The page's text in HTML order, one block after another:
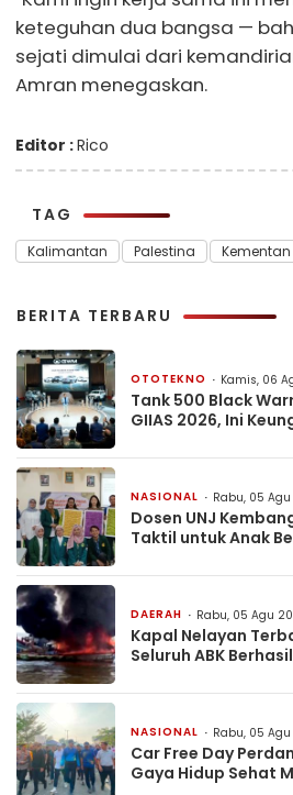
keteguhan dua bangsa —
sejati dimulai dari
Amran menegaskan.
Editor :Rico
TAG
Kalimantan Palestina Kementan
BERITA TERBARU
OTOTEKNO Kamis, 06
Tank 500 Black
GIIAS 2026, Ini
NASIONAL Rabu, 05
Dosen UNJ
Taktil untuk Anak
DAERAH Rabu, 05 Agu
Kapal Nelayan
Seluruh ABK
NASIONAL Rabu, 05
Car Free Day
Gaya Hidup Sehat